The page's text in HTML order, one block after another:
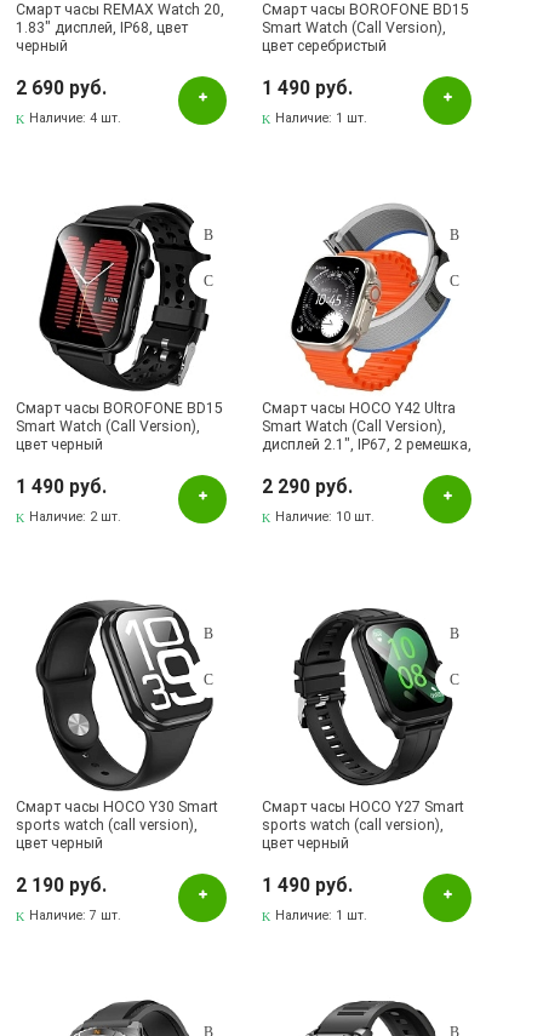
Черный
Бренд
BOROFONE
Remax
Samsung
Xiaomi
Наличие в магазинах
Pаспределительный центр
Альметьевск, ул.Ленина, 132, ТЦ ЛЕНТА
Бавлы, ул.Пионерская, 11
Бугульма, ул.Ленина, 145, ТЦ ЭССЕН
Бугульма, ул.Тукая, 70
Лениногорск, ул.Вахитова, 5, (АВТОВОКЗАЛ)
Лениногорск, ул.Гафиатуллина, 9, (ЦЕНТР)
Лениногорск, ул.Кутузова, 9А, (БРИЗ)
Смарт часы REMAX Watch 20,
1.83" дисплей, IP68, цвет
черный
2 690 руб.
Наличие:4 шт.
Смарт часы BOROFONE BD15
Smart Watch (Call Version),
цвет серебристый
1 490 руб.
Наличие: 1 шт.
Смарт часы BOROFONE BD15
Smart Watch (Call Version),
цвет черный
1 490 руб.
Наличие: 2 шт.
Смарт часы HOCO Y42 Ultra
Smart Watch (Call Version),
дисплей 2.1", IP67, 2 ремешка,
2 290 руб.
Наличие: 10 шт.
Смарт часы HOCO Y30 Smart
sports watch (call version),
цвет черный
2 190 руб.
Наличие:7 шт.
Смарт часы HOCO Y27 Smart
sports watch (call version),
цвет черный
1 490 руб.
Наличие: 1 шт.